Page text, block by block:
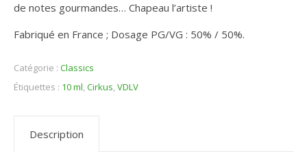
de notes gourmandes… Chapeau l’artiste !
Fabriqué en France ; Dosage PG/VG : 50% / 50%.
Catégorie : Classics
Étiquettes : 10 ml,Cirkus,VDLV
Description